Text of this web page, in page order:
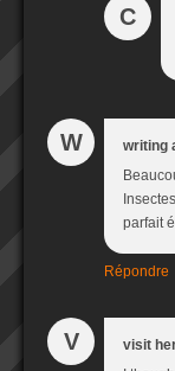
C
W writing
parfait
Répondre
V visit